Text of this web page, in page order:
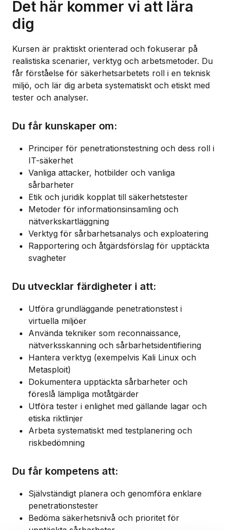
Det här kommer vi att lära
dig
Kursen är praktiskt orienterad och fokuserar på
realistiska scenarier, verktyg och arbetsmetoder. Du
får förståelse för säkerhetsarbetets roll i en teknisk
miljö, och lär dig arbeta systematiskt och etiskt med
tester och analyser.
Du får kunskaper om:
Principer för penetrationstestning och dess roll i
IT-säkerhet
Vanliga attacker, hotbilder och vanliga
sårbarheter
Etik och juridik kopplat till säkerhetstester
Metoder för informationsinsamling och
nätverkskartläggning
Verktyg för sårbarhetsanalys och exploatering
Rapportering och åtgärdsförslag för upptäckta
svagheter
Du utvecklar färdigheter i att:
Utföra grundläggande penetrationstest i
virtuella miljöer
Använda tekniker som reconnaissance,
nätverksskanning och sårbarhetsidentifiering
Hantera verktyg (exempelvis Kali Linux och
Metasploit)
Dokumentera upptäckta sårbarheter och
föreslå lämpliga motåtgärder
Utföra tester i enlighet med gällande lagar och
etiska riktlinjer
Arbeta systematiskt med testplanering och
riskbedömning
Du får kompetens att:
Självständigt planera och genomföra enklare
penetrationstester
Bedöma säkerhetsnivå och prioritet för